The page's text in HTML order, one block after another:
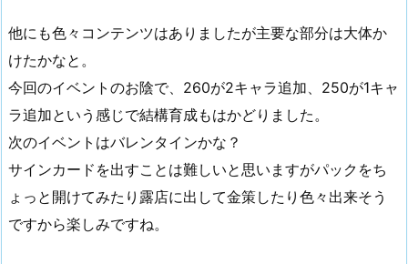
他にも色々コンテンツはありましたが主要な部分は大体か
けたかなと。
今回のイベントのお陰で、260が2キャラ追加、250が1キャ
ラ追加という感じで結構育成もはかどりました。
次のイベントはバレンタインかな？
サインカードを出すことは難しいと思いますがパックをち
ょっと開けてみたり露店に出して金策したり色々出来そう
ですから楽しみですね。